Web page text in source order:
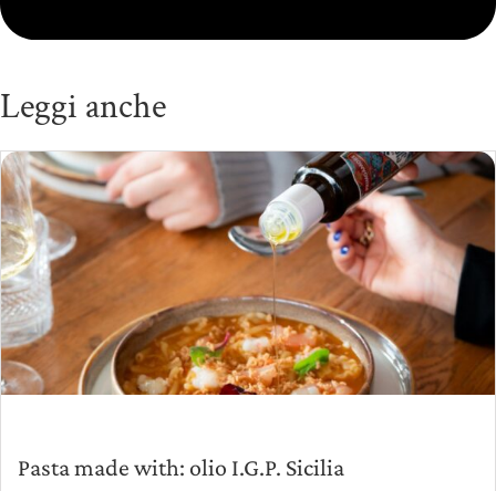
Leggi anche
Pasta made with: olio I.G.P. Sicilia